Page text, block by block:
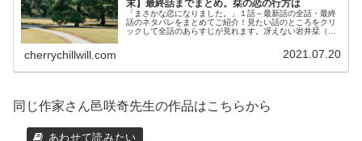
末】最終話までまとめ。栞の恋の行方は
「まさかな恋になりました。」１話～最新話の全話・最終
話のネタバレをまとめてご紹介！見たい話のところをクリ
ックして全話のあらすじが見れます。冴えない岩井栞（３
てしまう。が時々イケメンに！？これまでの冴えない日常
が激変する！ラブコメの鬼才邑咲奇先生の人気作品です！
cherrychillwill.com 2021.07.20
同じ作家さん邑咲奇先生の作品はこちらから